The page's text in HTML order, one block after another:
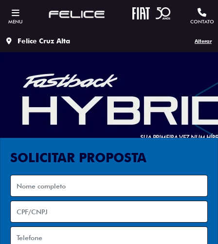
MENU CONTATO
Felice Cruz Alta Alterar
SOLICITAR PROPOSTA